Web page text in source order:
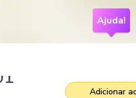
Ajuda!
Adicionar